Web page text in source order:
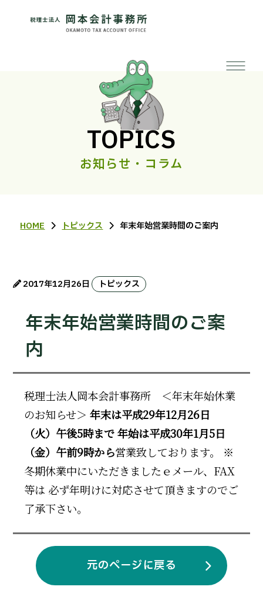
TOPICS
お知らせ・コラム
HOME トピックス 年末年始営業時間のご案内
2017年12月26日 トピックス
年末年始営業時間のご案
内
税理士法人岡本会計事務所 ＜年末年始休業
のお知らせ＞ 年末は平成29年12月26日
（火）午後5時まで 年始は平成30年1月5日
（金）午前9時から営業致しております。 ※
冬期休業中にいただきましたｅメール、FAX
等は 必ず年明けに対応させて頂きますのでご
了承下さい。
元のページに戻る